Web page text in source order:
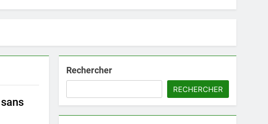
Rechercher
RECHERCHER